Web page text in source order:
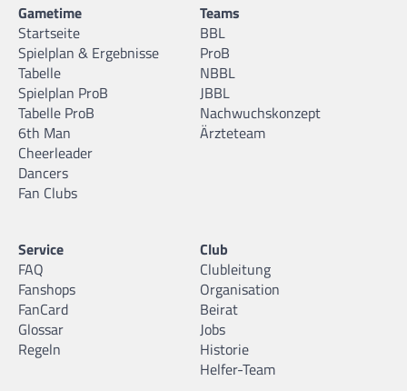
Gametime
Startseite
Spielplan & Ergebnisse
Tabelle
Spielplan ProB
Tabelle ProB
6th Man
Cheerleader
Dancers
Fan Clubs
Teams
BBL
ProB
NBBL
JBBL
Nachwuchskonzept
Ärzteteam
Service
FAQ
Fanshops
FanCard
Glossar
Regeln
Club
Clubleitung
Organisation
Beirat
Jobs
Historie
Helfer-Team